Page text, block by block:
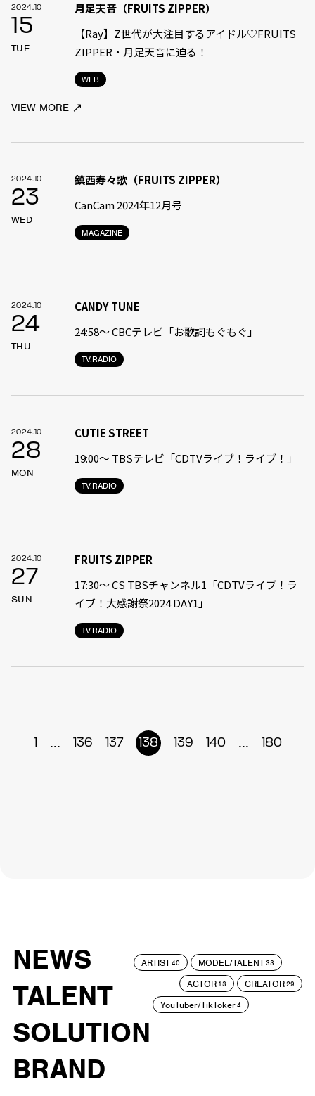
2024.10
15
TUE
WEB
月足天音（FRUITS ZIPPER）
【Ray】Z世代が大注目するアイドル♡FRUITS
ZIPPER・月足天音に迫る！
VIEW MORE
2024.10
23
WED
MAGAZINE
鎮西寿々歌（FRUITS ZIPPER）
CanCam 2024年12月号
2024.10
24
THU
TV.RADIO
CANDY TUNE
24:58〜 CBCテレビ「お歌詞もぐもぐ」
2024.10
28
MON
TV.RADIO
CUTIE STREET
19:00〜 TBSテレビ「CDTVライブ！ライブ！」
2024.10
27
SUN
TV.RADIO
FRUITS ZIPPER
17:30〜 CS TBSチャンネル1「CDTVライブ！ラ
イブ！大感謝祭2024 DAY1」
1 ... 136 137 138 139 140 ... 180
NEWS
TALENT
SOLUTION
BRAND
ARTIST40 MODEL/TALENT33
ACTOR 13 CREATOR29
YouTuber/TikToker4